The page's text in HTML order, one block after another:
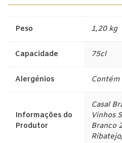
Peso 1,20 kg
Capacidade 75cl
Alergénios
Informações do
Produtor
Casal
Vinhos
Branco